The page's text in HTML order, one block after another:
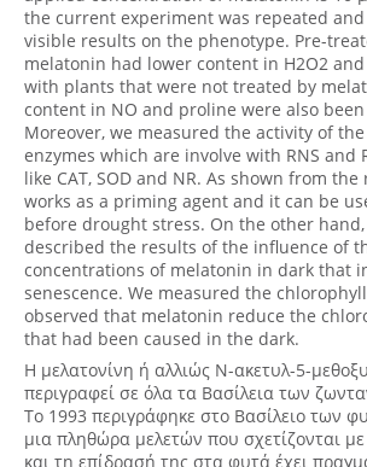
the current experiment was repeated and
visible results on the phenotype. Pre-
melatonin had lower content in Η2Ο2 and
with plants that were not treated by
content in NO and proline were also
Moreover, we measured the activity of
enzymes which are involve with RNS and
like CAT, SOD and NR. As shown from
works as a priming agent and it can be
before drought stress. On the other
described the results of the influence of
concentrations of melatonin in dark that
senescence. We measured the
observed that melatonin reduce the
that had been caused in the dark.
Η μελατονίνη ή αλλιώς Ν-ακετυλ-5-
περιγραφεί σε όλα τα Βασίλεια των
Το 1993 περιγράφηκε στο Βασίλειο των
μια πληθώρα μελετών που σχετίζονται
και τη επίδρασή της στα φυτά έχει